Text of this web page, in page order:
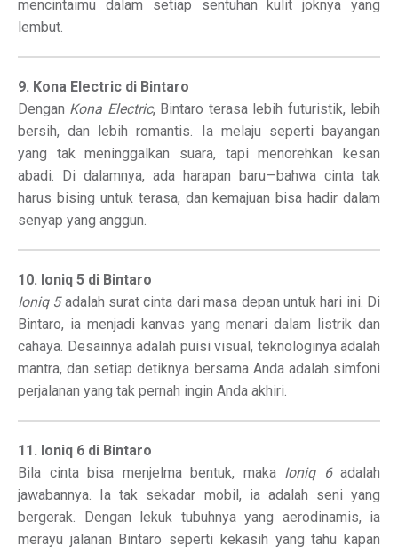
mencintaimu dalam setiap sentuhan kulit joknya yang
lembut.
9. Kona Electric di Bintaro
Dengan Kona Electric, Bintaro terasa lebih futuristik, lebih
bersih, dan lebih romantis. Ia melaju seperti bayangan
yang tak meninggalkan suara, tapi menorehkan kesan
abadi. Di dalamnya, ada harapan baru—bahwa cinta tak
harus bising untuk terasa, dan kemajuan bisa hadir dalam
senyap yang anggun.
10. Ioniq 5 di Bintaro
Ioniq 5adalah surat cinta dari masa depan untuk hari ini. Di
Bintaro, ia menjadi kanvas yang menari dalam listrik dan
cahaya. Desainnya adalah puisi visual, teknologinya adalah
mantra, dan setiap detiknya bersama Anda adalah simfoni
perjalanan yang tak pernah ingin Anda akhiri.
11. Ioniq 6 di Bintaro
Bila cinta bisa menjelma bentuk, maka Ioniq 6adalah
jawabannya. Ia tak sekadar mobil, ia adalah seni yang
bergerak. Dengan lekuk tubuhnya yang aerodinamis, ia
merayu jalanan Bintaro seperti kekasih yang tahu kapan